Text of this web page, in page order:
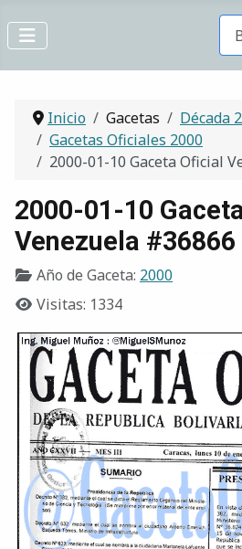
Inicio Gacetas
Década
Gacetas Oficiales 2000
2000-01-10 Gaceta Oficial
2000-01-10
Venezuela #36866
Año de Gaceta: 2000
Visitas: 1334